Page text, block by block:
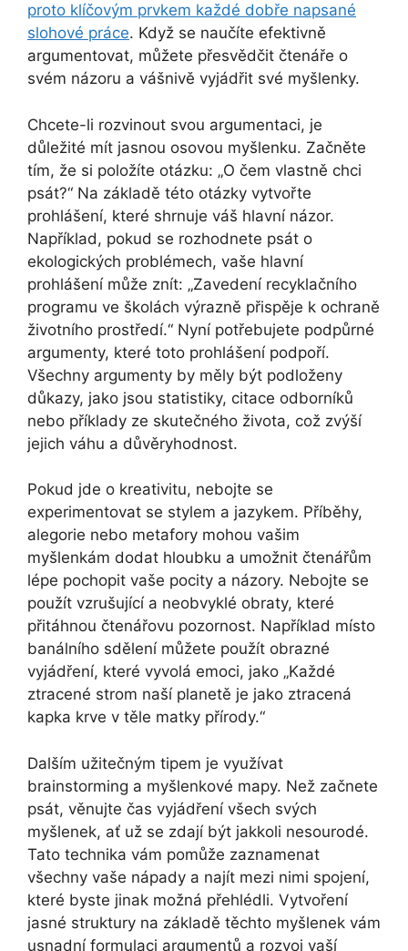
proto klíčovým prvkem každé dobře napsané
slohové práce. Když se naučíte efektivně
argumentovat, můžete přesvědčit čtenáře o
svém názoru a vášnivě vyjádřit své myšlenky.
Chcete-li rozvinout svou argumentaci, je
důležité mít jasnou osovou myšlenku. Začněte
tím, že si položíte otázku: „O čem vlastně chci
psát?“ Na základě této otázky vytvořte
prohlášení, které shrnuje váš hlavní názor.
Například, pokud se rozhodnete psát o
ekologických problémech, vaše hlavní
prohlášení může znít: „Zavedení recyklačního
programu ve školách výrazně přispěje k ochraně
životního prostředí.“ Nyní potřebujete podpůrné
argumenty, které toto prohlášení podpoří.
Všechny argumenty by měly být podloženy
důkazy, jako jsou statistiky, citace odborníků
nebo příklady ze skutečného života, což zvýší
jejich váhu a důvěryhodnost.
Pokud jde o kreativitu, nebojte se
experimentovat se stylem a jazykem. Příběhy,
alegorie nebo metafory mohou vašim
myšlenkám dodat hloubku a umožnit čtenářům
lépe pochopit vaše pocity a názory. Nebojte se
použít vzrušující a neobvyklé obraty, které
přitáhnou čtenářovu pozornost. Například místo
banálního sdělení můžete použít obrazné
vyjádření, které vyvolá emoci, jako „Každé
ztracené strom naší planetě je jako ztracená
kapka krve v těle matky přírody.“
Dalším užitečným tipem je využívat
brainstorming a myšlenkové mapy. Než začnete
psát, věnujte čas vyjádření všech svých
myšlenek, ať už se zdají být jakkoli nesourodé.
Tato technika vám pomůže zaznamenat
všechny vaše nápady a najít mezi nimi spojení,
které byste jinak možná přehlédli. Vytvoření
jasné struktury na základě těchto myšlenek vám
usnadní formulaci argumentů a rozvoj vaší